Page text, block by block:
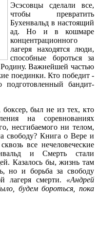
Эсэсовцы сделали все,
чтобы превратить
Бухенвальд в настоящий
ад. Но и в кошмаре
концентрационного
лагеря находятся люди,
способные бороться за
Родину. Важнейшей частью
поединки. Кто победит -
бандит-
был не из тех, кто
на соревнованиях
несгибаемого ни телом,
свободу? Книга о Вере и
все нечеловеческие
и Смерть стали
Казалось бы, жизнь там
но и борьба за свободу
лагеря смерти. «Андрей
будем бороться, пока